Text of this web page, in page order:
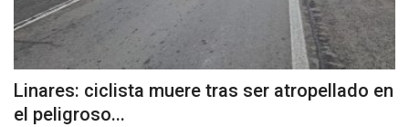
Linares: ciclista muere tras ser atropellado en
el peligroso...